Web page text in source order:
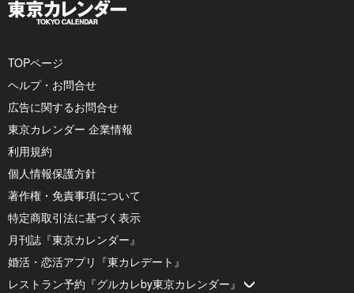
TOPページ
ヘルプ・お問合せ
広告に関するお問合せ
東京カレンダー 企業情報
利用規約
個人情報保護方針
著作権・免責事項について
特定商取引法に基づく表示
月刊誌『東京カレンダー』
婚活・恋活アプリ『東カレデート』
レストラン予約『グルカレby東京カレンダー』